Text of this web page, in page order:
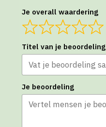
Je overall waardering
Titel van je beoordeling
Je beoordeling